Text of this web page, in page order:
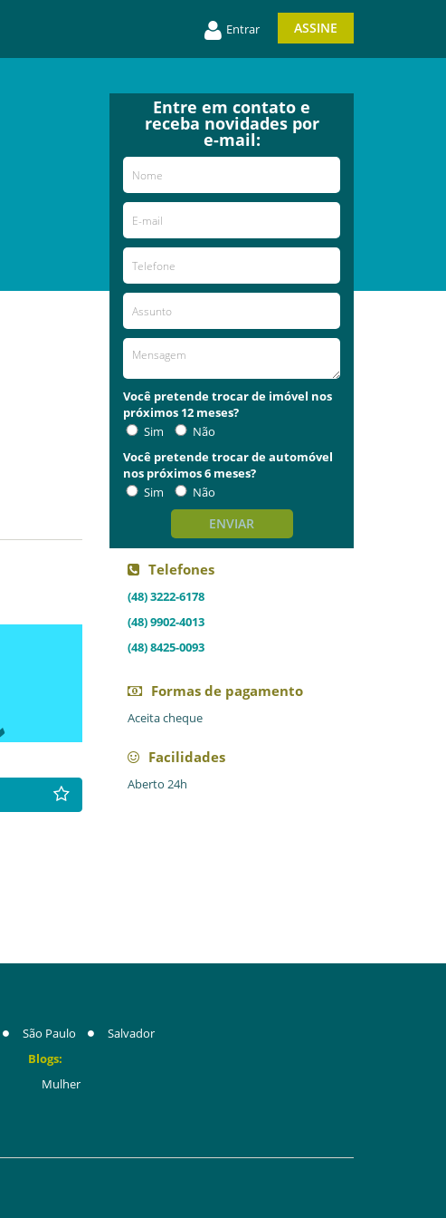
Entrar ASSINE
Entre em contato e
receba novidades por
e-mail:
Você pretende trocar de imóvel nos
próximos 12 meses?
Sim
Não
Você pretende trocar de automóvel
nos próximos 6 meses?
Sim
Não
ENVIAR
Telefones
(48) 3222-6178
(48) 9902-4013
(48) 8425-0093
Formas de pagamento
Aceita cheque
Facilidades
Aberto 24h
São Paulo
Salvador
Blogs:
Mulher